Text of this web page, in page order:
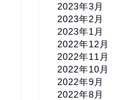
2023年3月
2023年2月
2023年1月
2022年12月
2022年11月
2022年10月
2022年9月
2022年8月